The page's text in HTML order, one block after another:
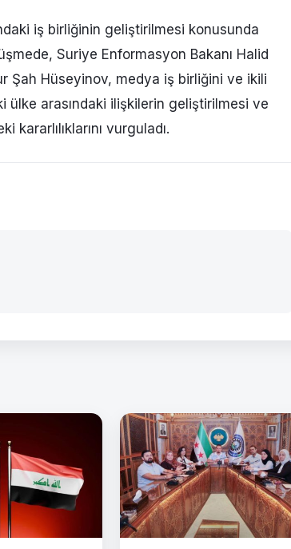
iş birliğinin geliştirilmesi konusunda
Suriye Enformasyon Bakanı Halid
Şah Hüseyinov, medya iş birliğini ve ikili
ülke arasındaki ilişkilerin geliştirilmesi ve
kararlılıklarını vurguladı.